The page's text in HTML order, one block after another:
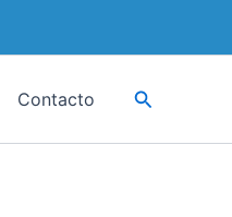
Contacto Buscar